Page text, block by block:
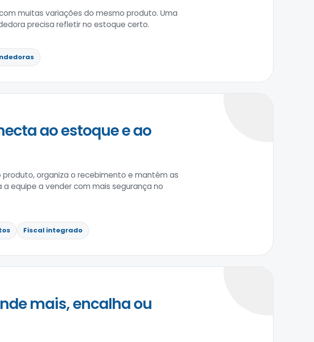
muitas variações do mesmo produto. Uma
precisa refletir no estoque certo.
ao estoque e ao
organiza o recebimento e mantém as
equipe a vender com mais segurança no
Fiscal integrado
mais, encalha ou